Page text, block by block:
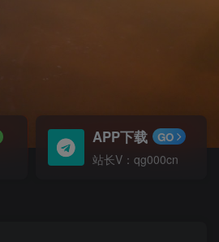
APP下载 GO
站长V：qg000cn